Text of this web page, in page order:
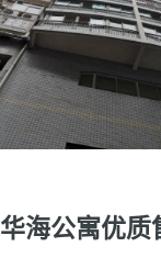
华海公寓优质